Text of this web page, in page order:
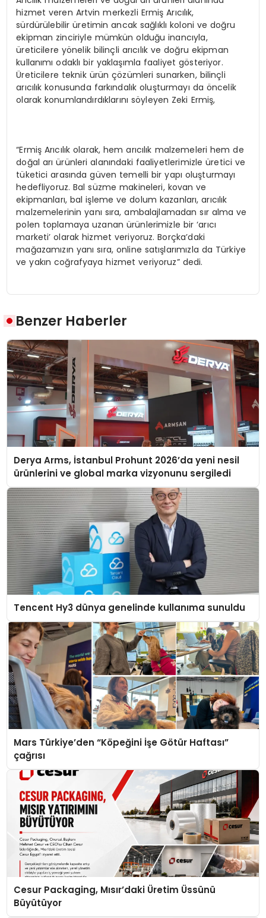
hizmet veren Artvin merkezli Ermiş Arıcılık,
sürdürülebilir üretimin ancak sağlıklı koloni ve doğru
ekipman zinciriyle mümkün olduğu inancıyla,
üreticilere yönelik bilinçli arıcılık ve doğru ekipman
kullanımı odaklı bir yaklaşımla faaliyet gösteriyor.
Üreticilere teknik ürün çözümleri sunarken, bilinçli
arıcılık konusunda farkındalık oluşturmayı da öncelik
olarak konumlandırdıklarını söyleyen Zeki Ermiş,
“Ermiş Arıcılık olarak, hem arıcılık malzemeleri hem de
doğal arı ürünleri alanındaki faaliyetlerimizle üretici ve
tüketici arasında güven temelli bir yapı oluşturmayı
hedefliyoruz. Bal süzme makineleri, kovan ve
ekipmanları, bal işleme ve dolum kazanları, arıcılık
malzemelerinin yanı sıra, ambalajlamadan sır alma ve
polen toplamaya uzanan ürünlerimizle bir ‘arıcı
marketi’ olarak hizmet veriyoruz. Borçka’daki
mağazamızın yanı sıra, online satışlarımızla da Türkiye
ve yakın coğrafyaya hizmet veriyoruz” dedi.
Benzer Haberler
Derya Arms, İstanbul Prohunt 2026’da yeni nesil
ürünlerini ve global marka vizyonunu sergiledi
Tencent Hy3 dünya genelinde kullanıma sunuldu
Mars Türkiye’den “Köpeğini İşe Götür Haftası”
çağrısı
Cesur Packaging, Mısır’daki Üretim Üssünü
Büyütüyor